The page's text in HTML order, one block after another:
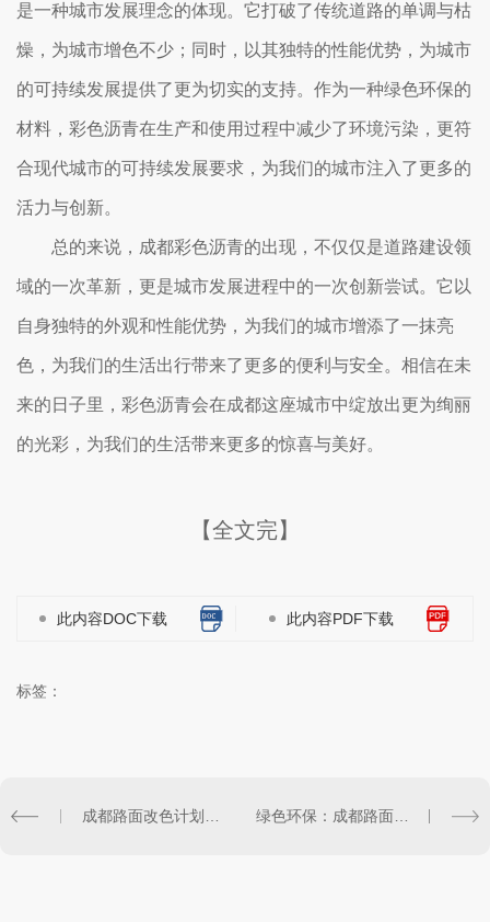
是一种城市发展理念的体现。它打破了传统道路的单调与枯
燥，为城市增色不少；同时，以其独特的性能优势，为城市
的可持续发展提供了更为切实的支持。作为一种绿色环保的
材料，彩色沥青在生产和使用过程中减少了环境污染，更符
合现代城市的可持续发展要求，为我们的城市注入了更多的
活力与创新。
总的来说，成都彩色沥青的出现，不仅仅是道路建设领
域的一次革新，更是城市发展进程中的一次创新尝试。它以
自身独特的外观和性能优势，为我们的城市增添了一抹亮
色，为我们的生活出行带来了更多的便利与安全。相信在未
来的日子里，彩色沥青会在成都这座城市中绽放出更为绚丽
的光彩，为我们的生活带来更多的惊喜与美好。
【全文完】
此内容DOC下载 此内容PDF下载
标签：